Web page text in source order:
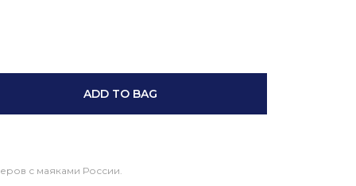
ADD TO BAG
с маяками России.